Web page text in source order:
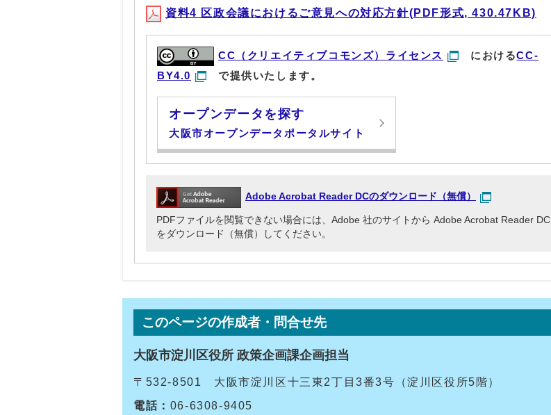
資料4 区政会議におけるご意見への対応方針(PDF形式, 430.47KB)
CC（クリエイティブコモンズ）ライセンス におけるCC-
BY4.0
で提供いたします。
オープンデータを探す
大阪市オープンデータポータルサイト
Adobe Acrobat Reader DCのダウンロード（無償）
PDFファイルを閲覧できない場合には、Adobe 社のサイトから Adobe Acrobat Reader DC
をダウンロード（無償）してください。
このページの作成者・問合せ先
大阪市淀川区役所 政策企画課企画担当
〒532-8501 大阪市淀川区十三東2丁目3番3号（淀川区役所5階）
電話： 06-6308-9405